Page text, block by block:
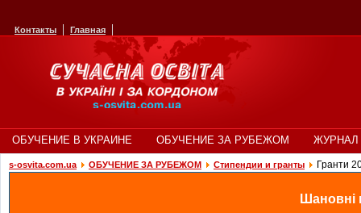
Контакты Главная
ОБУЧЕНИЕ В УКРАИНЕ ОБУЧЕНИЕ ЗА РУБЕЖОМ ЖУРНАЛ
s-osvita.com.ua ОБУЧЕНИЕ ЗА РУБЕЖОМ Стипендии и гранты Гранти
Шановні